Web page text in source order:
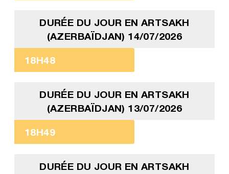
DURÉE DU JOUR EN ARTSAKH
(AZERBAÏDJAN) 14/07/2026
18H48
DURÉE DU JOUR EN ARTSAKH
(AZERBAÏDJAN) 13/07/2026
18H49
DURÉE DU JOUR EN ARTSAKH